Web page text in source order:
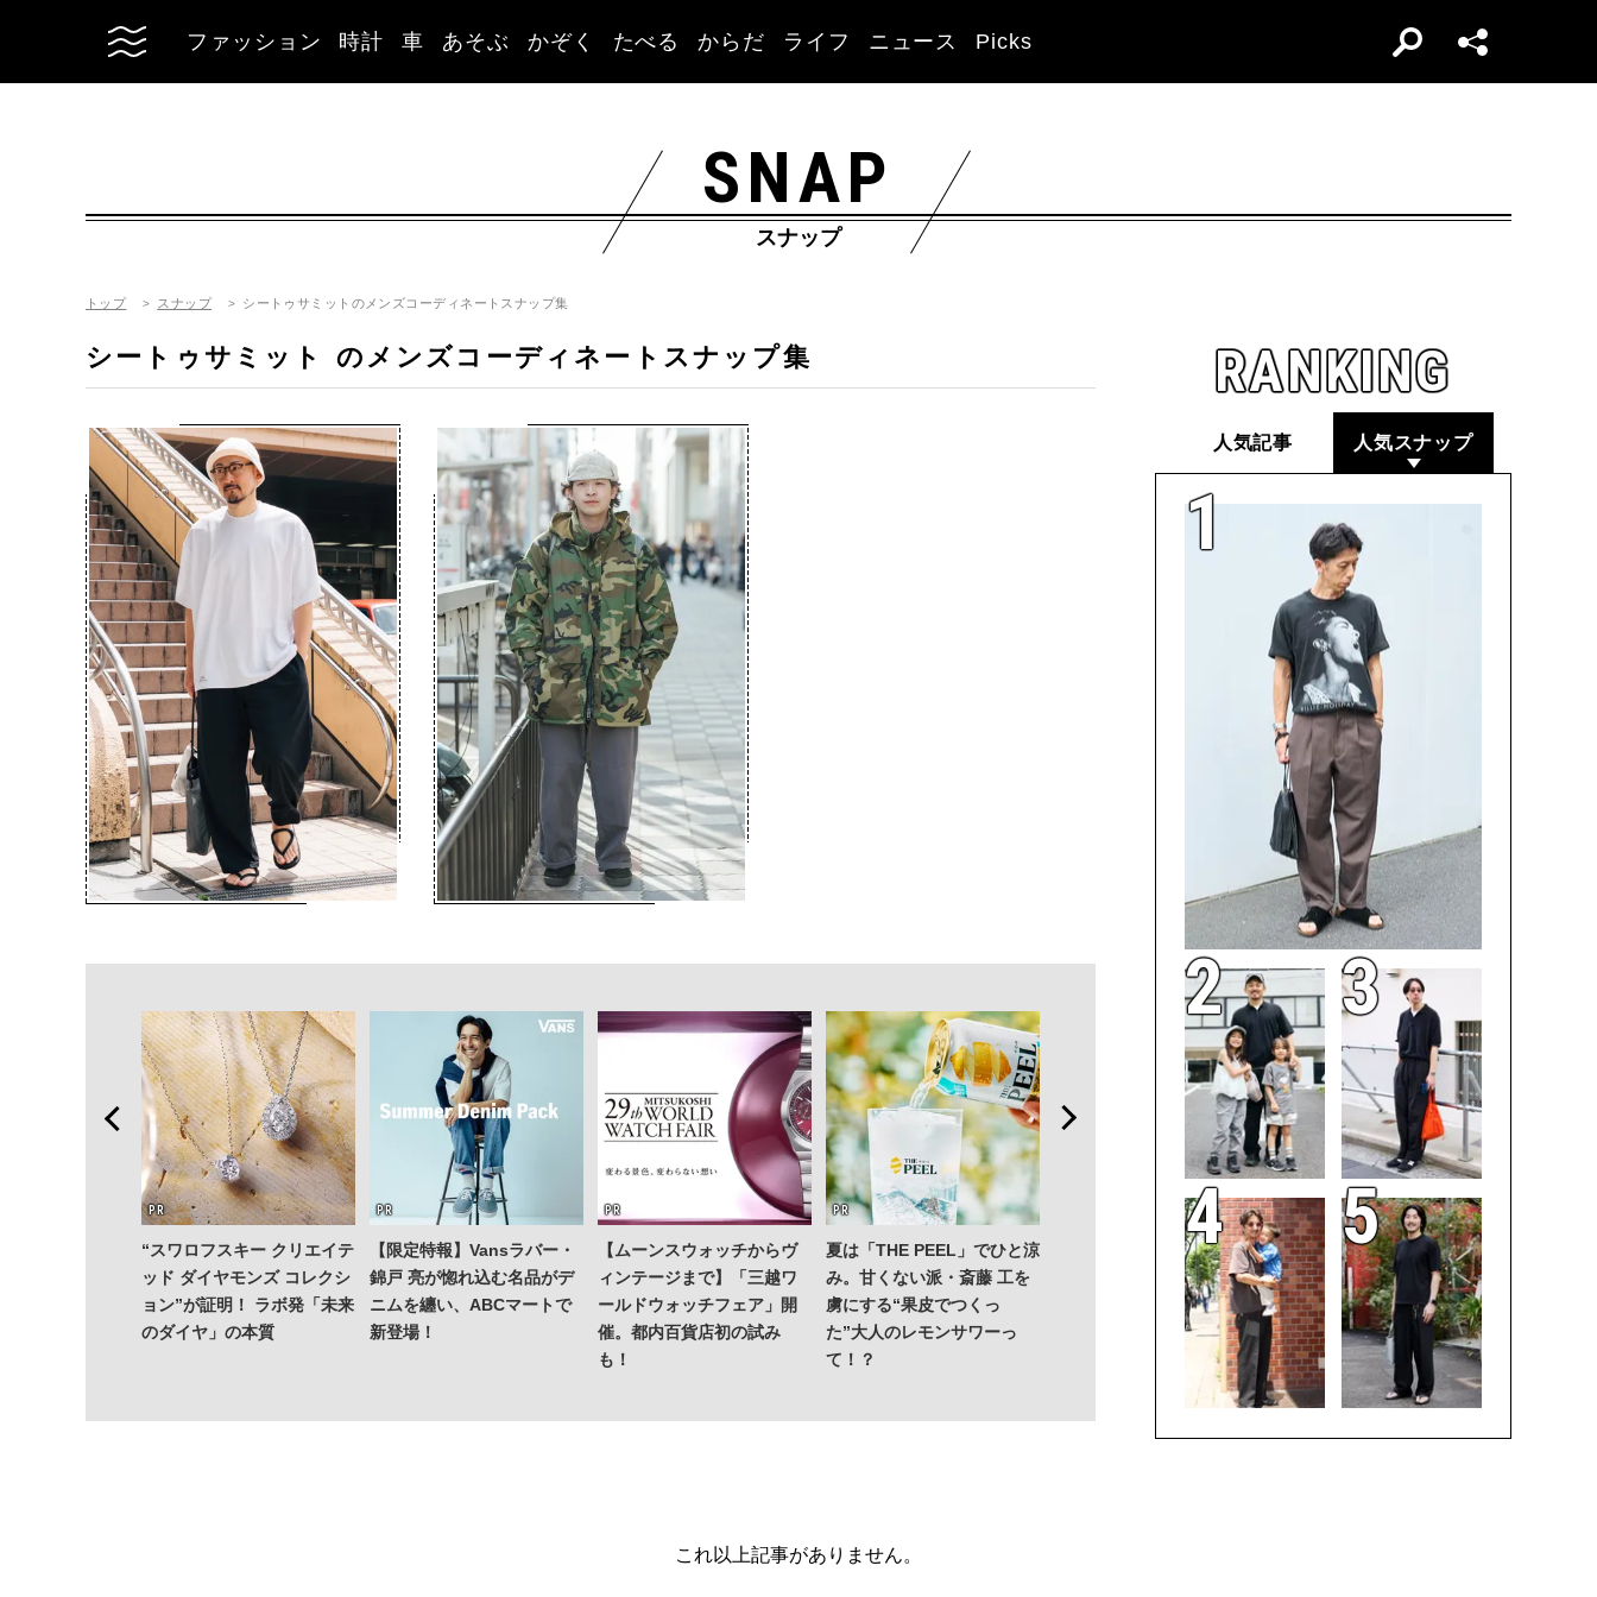
ファッション 時計 車 あそぶ かぞく たべる からだ ライフ ニュース Picks
SNAP
スナップ
トップ スナップ シートゥサミットのメンズコーディネートスナップ集
シートゥサミット のメンズコーディネートスナップ集
“スワロフスキー クリエイテ
ッド ダイヤモンズ コレクシ
ョン”が証明！ ラボ発「未来
のダイヤ」の本質
【限定特報】Vansラバー・
錦戸 亮が惚れ込む名品がデ
ニムを纏い、ABCマートで
新登場！
【ムーンスウォッチからヴ
ィンテージまで】「三越ワ
ールドウォッチフェア」開
催。都内百貨店初の試み
も！
夏は「THE PEEL」でひと涼
み。甘くない派・斎藤 工を
虜にする“果皮でつくっ
た”大人のレモンサワーっ
て！？
海へ、アートへ、レンジロ
ーバー・ヴェラールと。 江
之浦測候所で共鳴する、美
しきモダンラグジュアリー
伝統を受け継ぎながら、新
しく。「フレデリック・コ
ンスタント」が目指す進化
とは
RANKING
人気記事 人気スナップ
これ以上記事がありません。